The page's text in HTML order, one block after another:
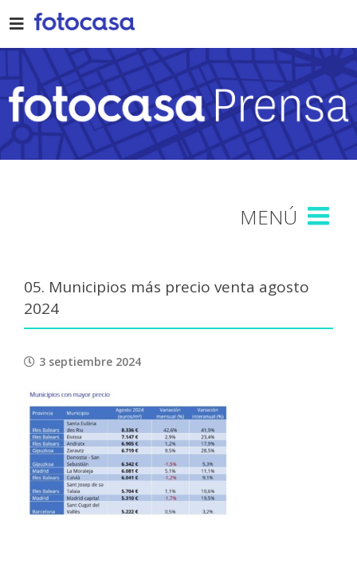
to
content
05. Municipios más precio venta agosto
2024
3 septiembre 2024